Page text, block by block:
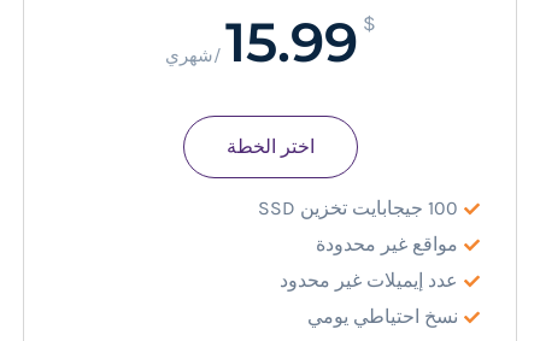
$
15.99 /شهري
100 جيجابايت تخزين SSD
مواقع غير محدودة
عدد إيميلات غير محدود
نسخ احتياطي يومي
اختر الخطة